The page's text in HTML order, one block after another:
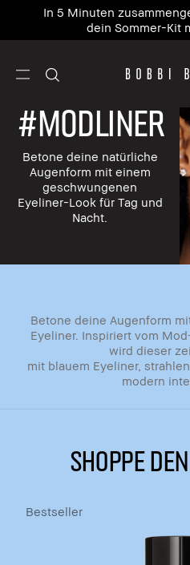
In 5 Minuten
dein Sommer-Kit
#ModLiner
Betone deine natürliche
Augenform mit einem
geschwungenen
Eyeliner-Look für Tag und
Nacht.
Betone deine Augenform
Eyeliner. Inspiriert vom
wird dieser
mit blauem Eyeliner,
modern
SHOPPE
Bestseller